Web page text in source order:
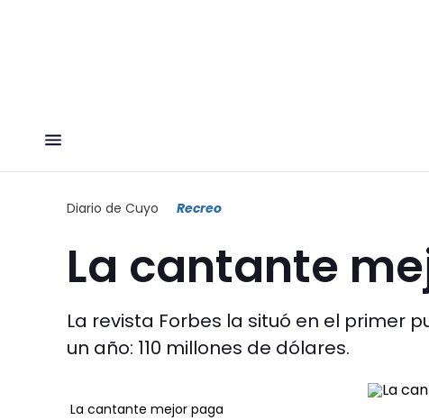
Diario de Cuyo Recreo
La cantante
La revista Forbes la situó en el primer
un año: 110 millones de dólares.
La cantante mejor paga